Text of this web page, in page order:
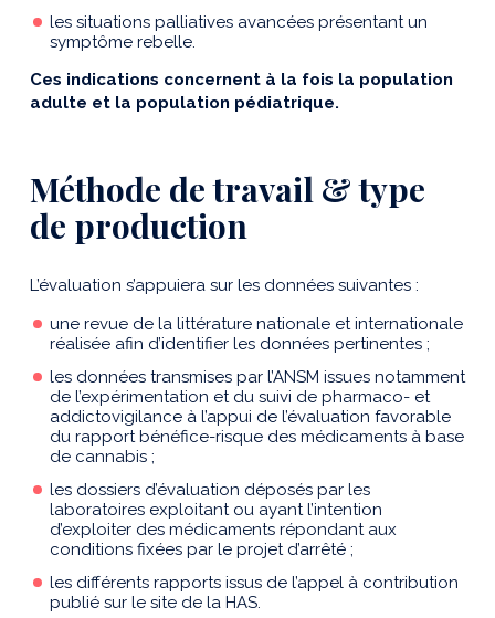
les situations palliatives avancées présentant un
symptôme rebelle.
Ces indications concernent à la fois la population
adulte et la population pédiatrique.
Méthode de travail & type
de production
L’évaluation s’appuiera sur les données suivantes :
une revue de la littérature nationale et internationale
réalisée afin d’identifier les données pertinentes ;
les données transmises par l’ANSM issues notamment
de l’expérimentation et du suivi de pharmaco- et
addictovigilance à l’appui de l’évaluation favorable
du rapport bénéfice-risque des médicaments à base
de cannabis ;
les dossiers d’évaluation déposés par les
laboratoires exploitant ou ayant l’intention
d’exploiter des médicaments répondant aux
conditions fixées par le projet d’arrêté ;
les différents rapports issus de l’appel à contribution
publié sur le site de la HAS.